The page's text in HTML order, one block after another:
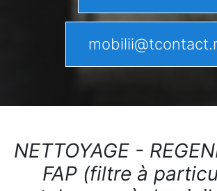
NETTOYAGE -
FAP (filtre à